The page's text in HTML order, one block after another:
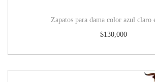
Zapatos para dama color azul claro
$130,000